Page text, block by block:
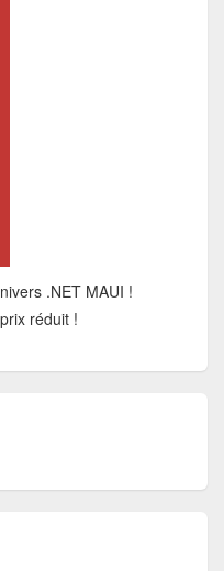
.NET MAUI !
réduit !